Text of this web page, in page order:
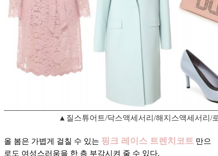
▲질스튜어트/닥스액세서리/해지스액세서리/
올 봄은 가볍게 걸칠 수 있는 핑크 레이스 트렌치코트 만으
로도 여성스러움을 한 층 부각시켜 줄 수 있다.